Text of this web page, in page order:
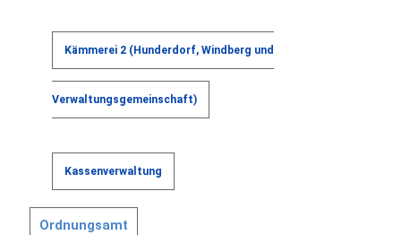
Kämmerei 2 (Hunderdorf, Windberg und
Verwaltungsgemeinschaft)
Kassenverwaltung
Ordnungsamt